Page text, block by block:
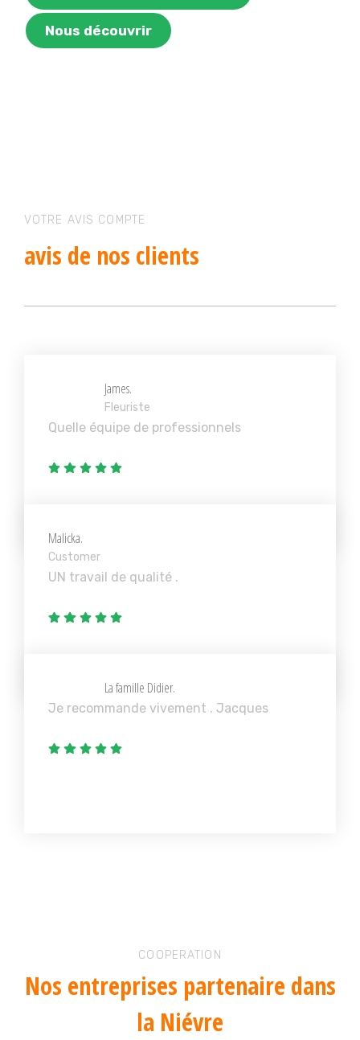
Nous découvrir
VOTRE AVIS COMPTE
avis de nos clients
James.
Fleuriste
Quelle équipe de professionnels
Malicka.
Customer
UN travail de qualité .
La famille Didier.
Je recommande vivement . Jacques
COOPERATION
Nos entreprises partenaire dans
la Niévre